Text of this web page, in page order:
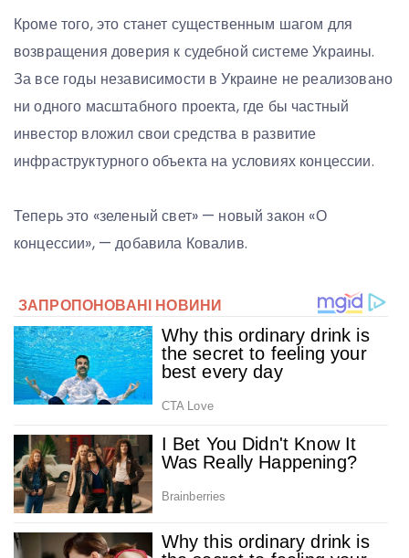
Кроме того, это станет существенным шагом для
возвращения доверия к судебной системе Украины.
За все годы независимости в Украине не реализовано
ни одного масштабного проекта, где бы частный
инвестор вложил свои средства в развитие
инфраструктурного объекта на условиях концессии.
Теперь это «зеленый свет» — новый закон «О
концессии», — добавила Ковалив.